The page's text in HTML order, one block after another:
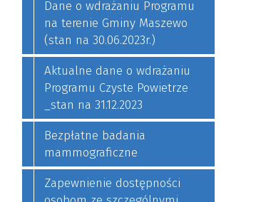
Dane o wdrażaniu Programu
na terenie Gminy Maszewo
(stan na 30.06.2023r.)
Aktualne dane o wdrażaniu
Programu Czyste Powietrze
_stan na 31.12.2023
Bezpłatne badania
mammograficzne
Zapewnienie dostępności